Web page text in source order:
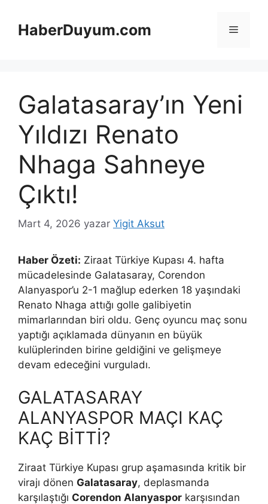
HaberDuyum.com Menü
Galatasaray’ın Yeni
Yıldızı Renato
Nhaga Sahneye
Çıktı!
Mart 4, 2026 yazar Yigit Aksut
Haber Özeti: Ziraat Türkiye Kupası 4. hafta
mücadelesinde Galatasaray, Corendon
Alanyaspor’u 2-1 mağlup ederken 18 yaşındaki
Renato Nhaga attığı golle galibiyetin
mimarlarından biri oldu. Genç oyuncu maç sonu
yaptığı açıklamada dünyanın en büyük
kulüplerinden birine geldiğini ve gelişmeye
devam edeceğini vurguladı.
GALATASARAY
ALANYASPOR MAÇI KAÇ
KAÇ BİTTİ?
Ziraat Türkiye Kupası grup aşamasında kritik bir
virajı dönen Galatasaray, deplasmanda
karşılaştığı Corendon Alanyaspor karşısından